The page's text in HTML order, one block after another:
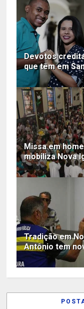
Devotos
que têm em
Missa em
mobiliza Nova
Tradição em
Antônio tem